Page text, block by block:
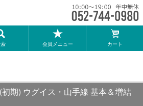
会員メニュー カート
期) ウグイス・山手線 基本＆増結